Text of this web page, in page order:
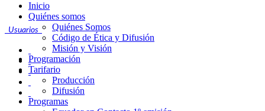
Usuarios
Inicio
Quiénes somos
Quiénes Somos
Código de Ética y Difusión
Misión y Visión
Programación
Tarifario
Producción
Difusión
Programas